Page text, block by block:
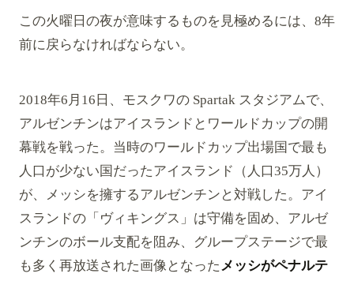
この火曜日の夜が意味するものを見極めるには、8年
前に戻らなければならない。
2018年6月16日、モスクワの Spartak スタジアムで、
アルゼンチンはアイスランドとワールドカップの開
幕戦を戦った。当時のワールドカップ出場国で最も
人口が少ない国だったアイスランド（人口35万人）
が、メッシを擁するアルゼンチンと対戦した。アイ
スランドの「ヴィキングス」は守備を固め、アルゼ
ンチンのボール支配を阻み、グループステージで最
も多く再放送された画像となったメッシがペナルテ